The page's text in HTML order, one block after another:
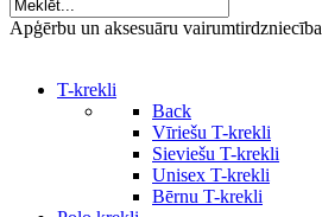
Apģērbu un aksesuāru vairumtirdzniecība
T-krekli
Back
Vīriešu T-krekli
Sieviešu T-krekli
Unisex T-krekli
Bērnu T-krekli